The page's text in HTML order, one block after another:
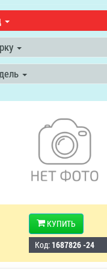
КУПИТЬ
Код: 1687826 -24